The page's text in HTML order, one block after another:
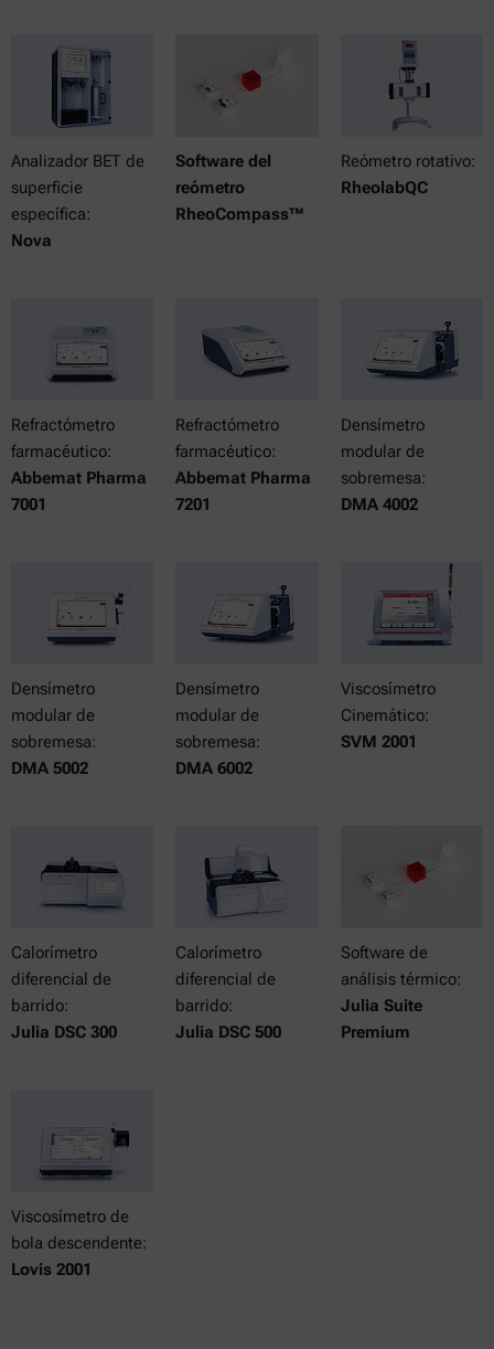
Analizador BET de
superficie
específica:
Nova
Software del
reómetro
RheoCompass™
Reómetro rotativo:
RheolabQC
Refractómetro
farmacéutico:
Abbemat Pharma
7001
Refractómetro
farmacéutico:
Abbemat Pharma
7201
Densímetro
modular de
sobremesa:
DMA 4002
Densímetro
modular de
sobremesa:
DMA 5002
Densímetro
modular de
sobremesa:
DMA 6002
Viscosímetro
Cinemático:
SVM 2001
Calorímetro
diferencial de
barrido:
Julia DSC 300
Calorímetro
diferencial de
barrido:
Julia DSC 500
Software de
análisis térmico:
Julia Suite
Premium
Viscosímetro de
bola descendente:
Lovis 2001